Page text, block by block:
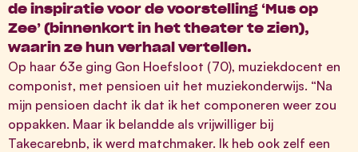
de inspiratie voor de voorstelling ‘Mus op
Zee’ (binnenkort in het theater te zien),
waarin ze hun verhaal vertellen.
Op haar 63e ging Gon Hoefsloot (70), muziekdocent en
componist, met pensioen uit het muziekonderwijs. “Na
mijn pensioen dacht ik dat ik het componeren weer zou
oppakken. Maar ik belandde als vrijwilliger bij
Takecarebnb, ik werd matchmaker. Ik heb ook zelf een